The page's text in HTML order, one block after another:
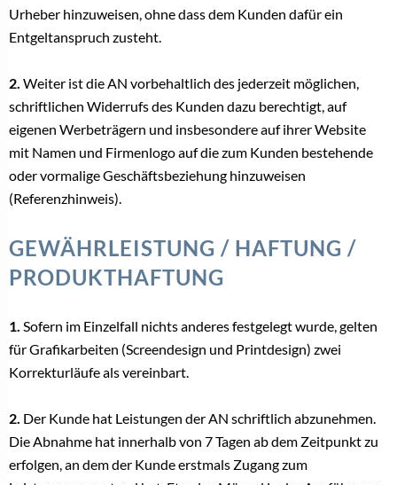
Urheber hinzuweisen, ohne dass dem Kunden dafür ein
Entgeltanspruch zusteht.
2. Weiter ist die AN vorbehaltlich des jederzeit möglichen,
schriftlichen Widerrufs des Kunden dazu berechtigt, auf
eigenen Werbeträgern und insbesondere auf ihrer Website
mit Namen und Firmenlogo auf die zum Kunden bestehende
oder vormalige Geschäftsbeziehung hinzuweisen
(Referenzhinweis).
GEWÄHRLEISTUNG / HAFTUNG /
PRODUKTHAFTUNG
1. Sofern im Einzelfall nichts anderes festgelegt wurde, gelten
für Grafikarbeiten (Screendesign und Printdesign) zwei
Korrekturläufe als vereinbart.
2. Der Kunde hat Leistungen der AN schriftlich abzunehmen.
Die Abnahme hat innerhalb von 7 Tagen ab dem Zeitpunkt zu
erfolgen, an dem der Kunde erstmals Zugang zum